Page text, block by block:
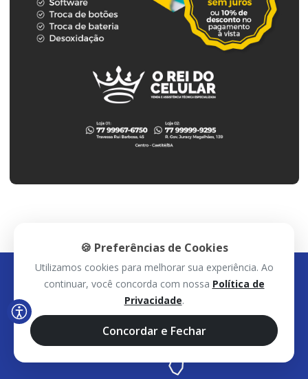
🍪 Preferências de Cookies
Utilizamos cookies para melhorar sua experiência. Ao
continuar, você concorda com nossa Política de
Privacidade.
Concordar e Fechar